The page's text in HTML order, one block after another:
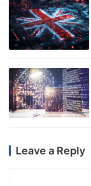
Leave a Reply